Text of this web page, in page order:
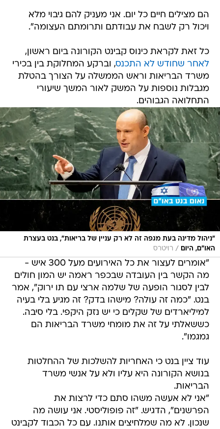
הם מצילים חיים כל יום. אני מעניק להם גיבוי מלא
ויכול רק לשבח את עבודתם ותרומתם העצומה".
כל זאת לקראת כינוס קבינט הקורונה ביום ראשון,
לאחר שחודש לא התכנס, וברקע המחלוקת בין בכירי
משרד הבריאות וראש הממשלה על הצורך בהטלת
מגבלות נוספות על המשק לאור המשך שיעורי
התחלואה הגבוהים.
"ניהול מדינה בעת מגפה זה לא רק עניין של בריאות", בנט בעצרת
האו"ם, היום
/ רויטרס
"אומרים לעצור את כל האירועים מעל 300 איש -
מה הקשר בין העובדה שבכפר ראמה יש המון חולים
לבין לסגור הופעה של שלמה ארצי עם תו ירוק", אמר
בנט. "כמה זה עולה? מישהו בדק? זה מגיע בלי בעיה
למיליארדים של שקלים כי יש נזק היקפי. בלי סיבה.
כששאלתי על זה את מומחי משרד הבריאות הם
גמגמו".
עוד ציין בנט כי האחריות להשלכות של ההחלטות
בנושא הקורונה היא עליו ולא על אנשי משרד
הבריאות.
"אני לא אעשה משהו סתם כדי לרצות את
הפרשנים", הדגיש. "זה פופוליסטי. אני עושה מה
שנכון. לא מה שמלחיצים אותנו. עם כל הכבוד לקבינט